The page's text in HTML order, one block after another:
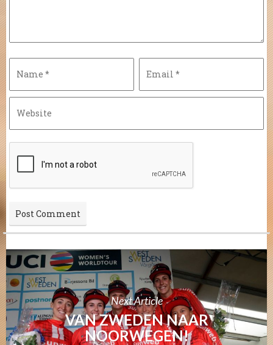
Next Article
VAN ZWEDEN NAAR
NOORWEGEN!